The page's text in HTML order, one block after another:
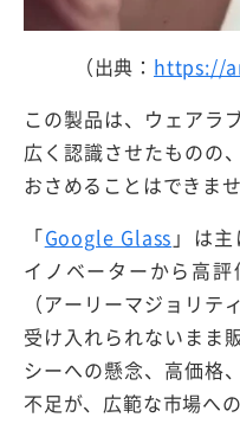
（出典： https://
この製品は、ウェアラ
広く認識させたものの
おさめることはできま
「Google Glass 」は
イノベーターから高
（アーリーマジョリ
受け入れられないまま
シーへの懸念、高価格
不足が、広範な市場へ